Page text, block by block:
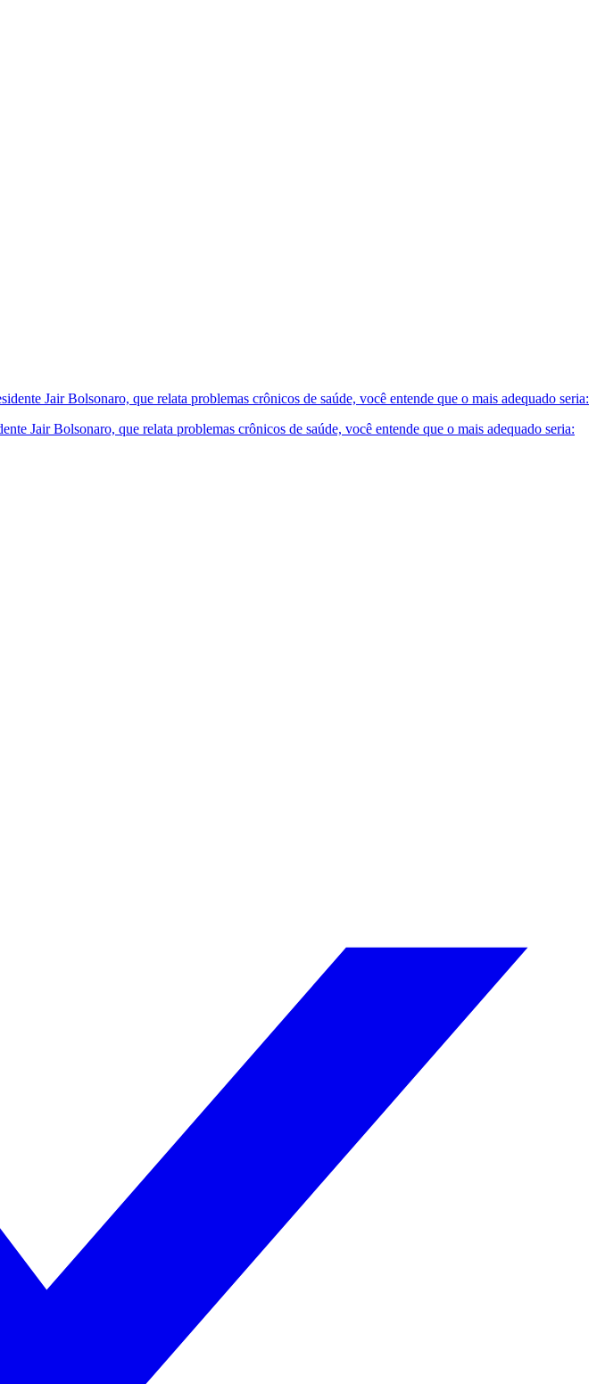
Jair Bolsonaro, que relata problemas crônicos de saúde, você entende que o mais adequado seria: